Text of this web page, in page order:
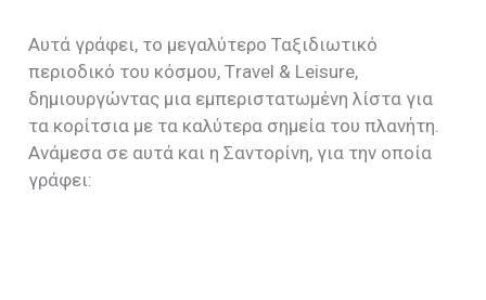
Αυτά γράφει, το μεγαλύτερο Ταξιδιωτικό
περιοδικό του κόσμου, Τravel & Leisure,
δημιουργώντας μια εμπεριστατωμένη λίστα για
τα κορίτσια με τα καλύτερα σημεία του πλανήτη.
Ανάμεσα σε αυτά και η Σαντορίνη, για την οποία
γράφει: